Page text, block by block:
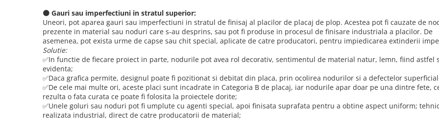
🟠 Gauri sau imperfectiuni in stratul superior:
Uneori, pot aparea gauri sau imperfectiuni in stratul de finisaj al placilor de placaj de plop. Acestea pot fi cauzate de
prezente in material sau noduri care s-au desprins, sau pot fi produse in procesul de finisare industriala a placilor. De
asemenea, pot exista urme de capse sau chit special, aplicate de catre producatori, pentru impiedicarea extinderii
Solutie:
✅In functie de fiecare proiect in parte, nodurile pot avea rol decorativ, sentimentul de material natur, lemn, fiind astfel
evidenta;
✅Daca grafica permite, designul poate fi pozitionat si debitat din placa, prin ocolirea nodurilor si a defectelor
✅De cele mai multe ori, aceste placi sunt incadrate in Categoria B de placaj, iar nodurile apar doar pe una dintre fete,
rezulta o fata curata ce poate fi folosita la proiectele dorite;
✅Unele goluri sau noduri pot fi umplute cu agenti special, apoi finisata suprafata pentru a obtine aspect uniform;
realizata industrial, direct de catre producatorii de material;